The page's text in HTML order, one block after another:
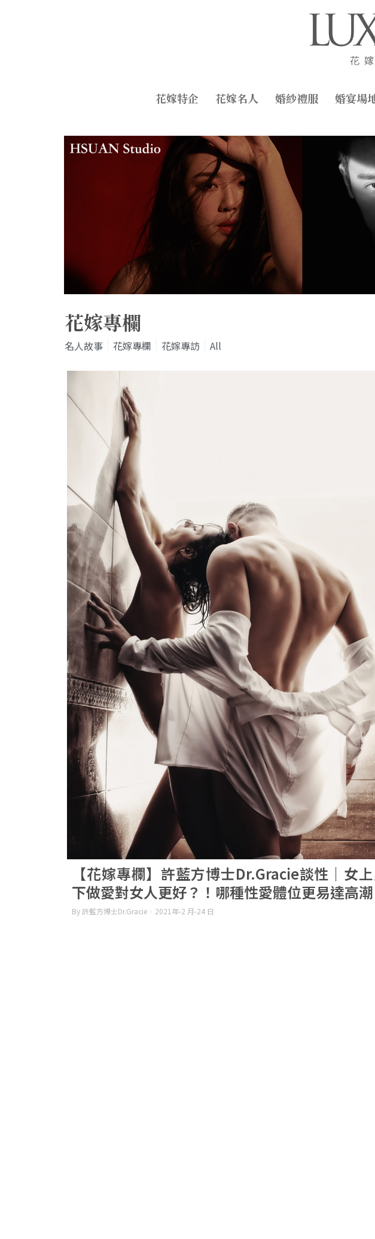
花嫁特企 花嫁名人 婚紗禮服 婚宴場
花嫁專欄
名人故事 花嫁專欄 花嫁專訪 All
【花嫁專欄】許藍方博士Dr.Gracie談性｜女
下做愛對女人更好？！哪種性愛體位更易達高潮
By 許藍方博士Dr.Gracie 2021年-2 月-24 日